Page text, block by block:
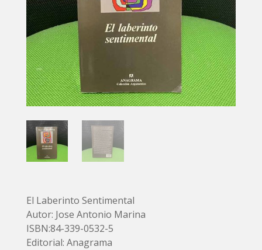
El Laberinto Sentimental
Autor: Jose Antonio Marina
ISBN:84-339-0532-5
Editorial: Anagrama